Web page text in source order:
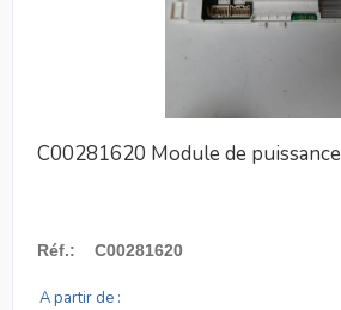
C00281620 Module de puissance
Réf.: C00281620
A partir de :